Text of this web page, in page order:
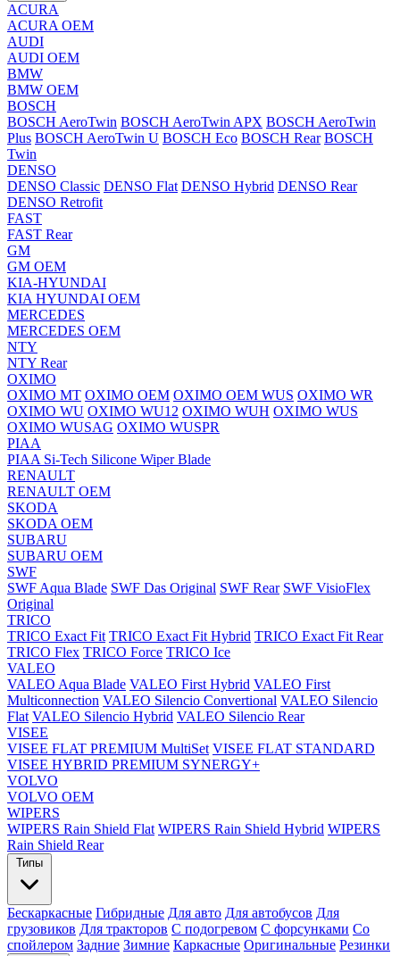
ACURA
ACURA OEM
AUDI
AUDI OEM
BMW
BMW OEM
BOSCH
BOSCH AeroTwin BOSCH AeroTwin APX BOSCH AeroTwin
Plus BOSCH AeroTwin U BOSCH Eco BOSCH Rear BOSCH
Twin
DENSO
DENSO Classic DENSO Flat DENSO Hybrid DENSO Rear
DENSO Retrofit
FAST
FAST Rear
GM
GM OEM
KIA-HYUNDAI
KIA HYUNDAI OEM
MERCEDES
MERCEDES OEM
NTY
NTY Rear
OXIMO
OXIMO MT OXIMO OEM OXIMO OEM WUS OXIMO WR
OXIMO WU OXIMO WU12 OXIMO WUH OXIMO WUS
OXIMO WUSAG OXIMO WUSPR
PIAA
PIAA Si-Tech Silicone Wiper Blade
RENAULT
RENAULT OEM
SKODA
SKODA OEM
SUBARU
SUBARU OEM
SWF
SWF Aqua Blade SWF Das Original SWF Rear SWF VisioFlex
Original
TRICO
TRICO Exact Fit TRICO Exact Fit Hybrid TRICO Exact Fit Rear
TRICO Flex TRICO Force TRICO Ice
VALEO
VALEO Aqua Blade VALEO First Hybrid VALEO First
Multiconnection VALEO Silencio Convertional VALEO Silencio
Flat VALEO Silencio Hybrid VALEO Silencio Rear
VISEE
VISEE FLAT PREMIUM MultiSet VISEE FLAT STANDARD
VISEE HYBRID PREMIUM SYNERGY+
VOLVO
VOLVO OEM
WIPERS
WIPERS Rain Shield Flat WIPERS Rain Shield Hybrid WIPERS
Rain Shield Rear
Типы
Бескаркасные Гибридные Для авто Для автобусов Для
грузовиков Для тракторов С подогревом С форсунками Со
спойлером Задние Зимние Каркасные Оригинальные Резинки